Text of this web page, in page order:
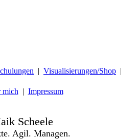
Visualisierungen/Shop
mich Impressum
Scheele
Agil. Managen.